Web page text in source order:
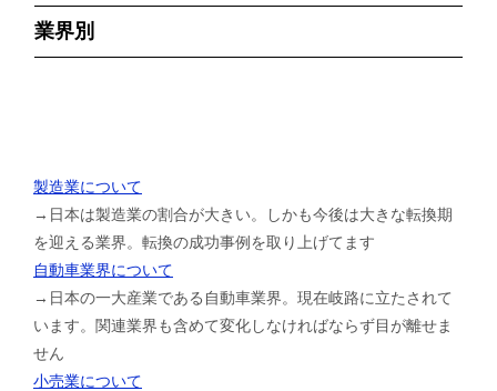
業界別
製造業について
→日本は製造業の割合が大きい。しかも今後は大きな転換期
を迎える業界。転換の成功事例を取り上げてます
自動車業界について
→日本の一大産業である自動車業界。現在岐路に立たされて
います。関連業界も含めて変化しなければならず目が離せま
せん
小売業について